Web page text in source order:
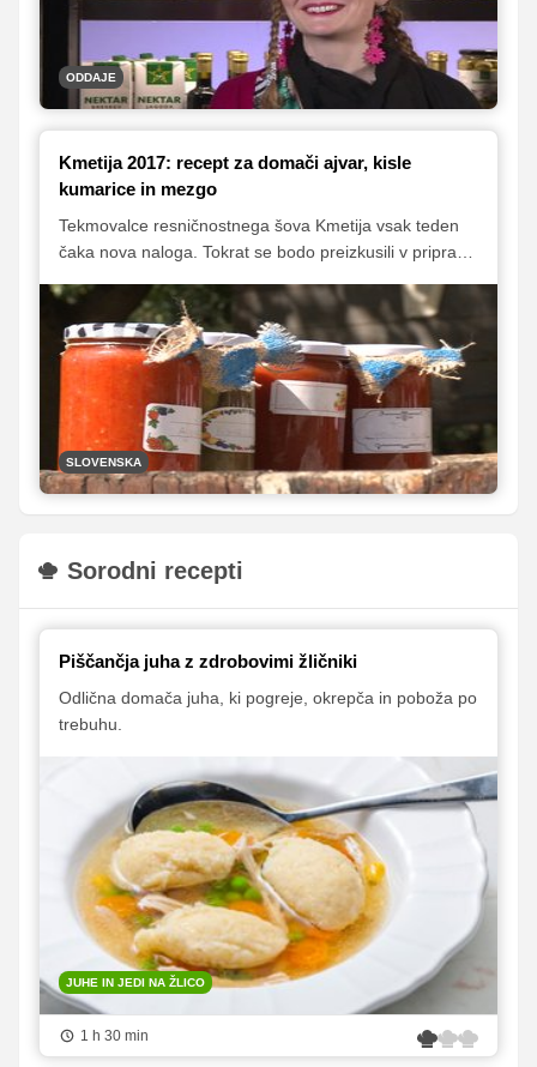
ODDAJE
Kmetija 2017: recept za domači ajvar, kisle
kumarice in mezgo
Tekmovalce resničnostnega šova Kmetija vsak teden
čaka nova naloga. Tokrat se bodo preizkusili v pripravi
okusne, lepše in tudi količinsko bogatejše shranke, bo
znano že v četrtek, mi pa vam v nadaljevanju
razkrivamo recepte, po katerih tekmovalci pripravljajo
priljubljene slane shranke.
SLOVENSKA
Sorodni recepti
Piščančja juha z zdrobovimi žličniki
Odlična domača juha, ki pogreje, okrepča in poboža po
trebuhu.
JUHE IN JEDI NA ŽLICO
1 h 30 min